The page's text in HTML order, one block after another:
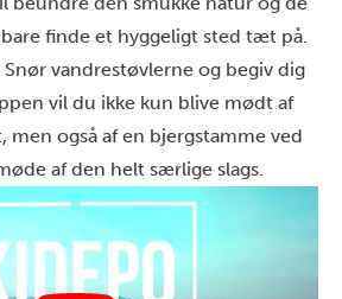
finde et hyggeligt sted tæt på.
Snør vandrestøvlerne og begiv dig
vil du ikke kun blive mødt af
men også af en bjergstamme ved
af den helt særlige slags.